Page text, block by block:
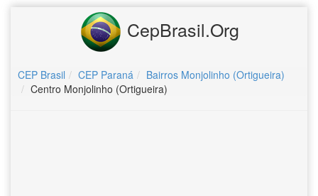
CepBrasil.Org
CEP Brasil CEP Paraná
Bairros Monjolinho (Ortigueira)
Centro Monjolinho (Ortigueira)